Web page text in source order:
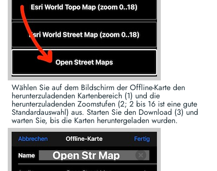
Wählen Sie auf dem Bildschirm der Offline-Karte den
herunterzuladenden Kartenbereich (1) und die
herunterzuladenden Zoomstufen (2; 2 bis 16 ist eine gute
Standardauswahl) aus. Starten Sie den Download (3) und
warten Sie, bis die Karten heruntergeladen wurden.